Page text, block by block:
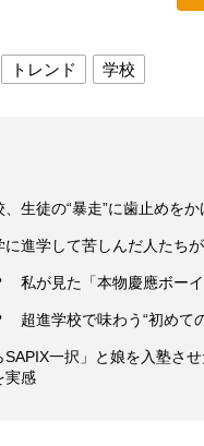
トレンド 学校
生徒の“暴走”に歯止めを
進学して苦しんだ人たちが
私が見た「本物慶應ボー
超進学校で味わう“初めて
SAPIX一択」と娘を入塾
実感